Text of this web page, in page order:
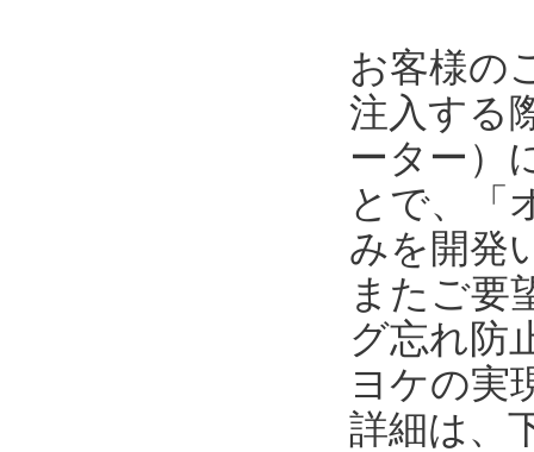
お客様の
注入する
ーター）
とで、「
みを開発
またご要
グ忘れ防
ヨケの実
詳細は、